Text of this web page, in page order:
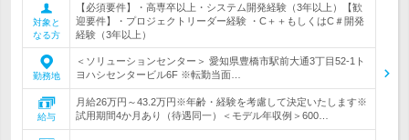
対象と
なる方
【必須要件】・高専卒以上・システム開発経験（3年以上）【歓
迎要件】・プロジェクトリーダー経験 ・C＋＋もしくはC＃開発
経験（3年以上）
勤務地
＜ソリューションセンター＞ 愛知県豊橋市駅前大通3丁目52-1ト
ヨハシセンタービル6F ※転勤当面…
給与
月給26万円～43.2万円※年齢・経験を考慮して決定いたします※
試用期間4か月あり（待遇同一）＜モデル年収例＞600…